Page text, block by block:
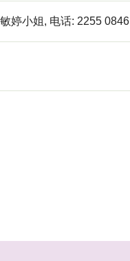
婷小姐, 电话: 2255 0846